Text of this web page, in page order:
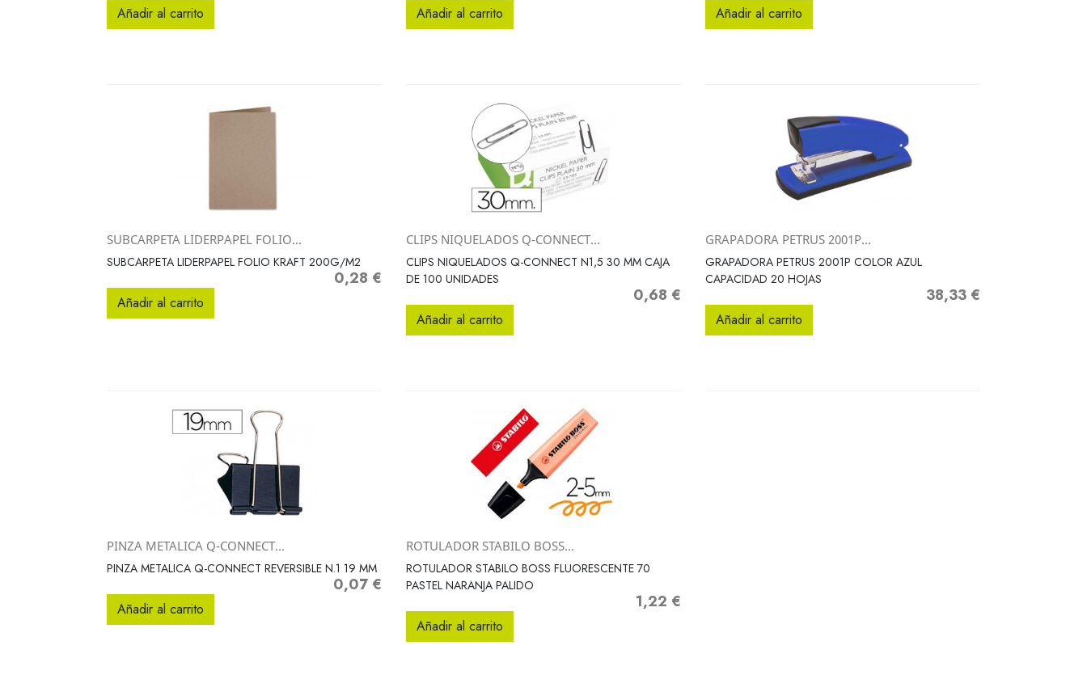
Añadir al carrito Añadir al carrito Añadir al carrito
Vista rápida
SUBCARPETA LIDERPAPEL FOLIO...
SUBCARPETA LIDERPAPEL FOLIO KRAFT 200G/M2
Precio
0,28 €
Añadir al carrito
 Vista rápida
CLIPS NIQUELADOS Q-CONNECT...
CLIPS NIQUELADOS Q-CONNECT N1,5 30 MM CAJA
DE 100 UNIDADES
Precio
0,68 €
Añadir al carrito
 Vista rápida
GRAPADORA PETRUS 2001P...
GRAPADORA PETRUS 2001P COLOR AZUL
CAPACIDAD 20 HOJAS
Precio
38,33 €
Añadir al carrito
Vista rápida
PINZA METALICA Q-CONNECT...
PINZA METALICA Q-CONNECT REVERSIBLE N.1 19 MM
Precio
0,07 €
Añadir al carrito
 Vista rápida
ROTULADOR STABILO BOSS...
ROTULADOR STABILO BOSS FLUORESCENTE 70
PASTEL NARANJA PALIDO
Precio
1,22 €
Añadir al carrito